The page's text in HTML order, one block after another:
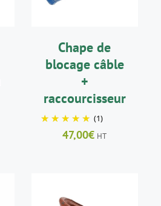
Chape de
blocage câble
+
raccourcisseur
(1)
47,00€ HT